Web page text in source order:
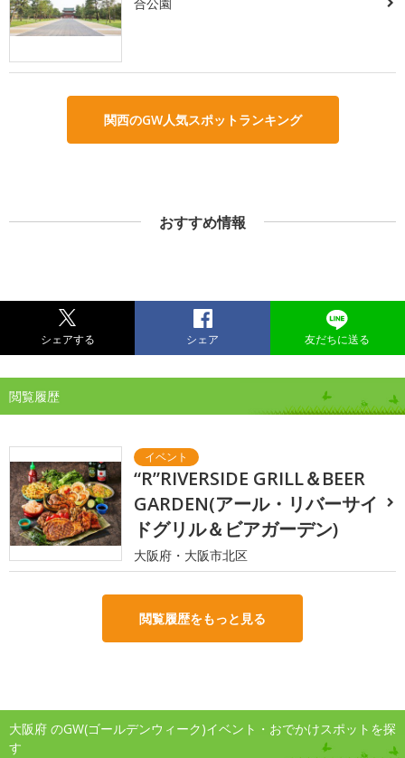
関西のGW人気スポットランキング
おすすめ情報
シェアする シェア 友だちに送る
閲覧履歴
“R”RIVERSIDE GRILL＆BEER
GARDEN(アール・リバーサイ
ドグリル＆ビアガーデン)
大阪府・大阪市北区
閲覧履歴をもっと見る
大阪府 のGW(ゴールデンウィーク)イベント・おでかけスポットを探
す